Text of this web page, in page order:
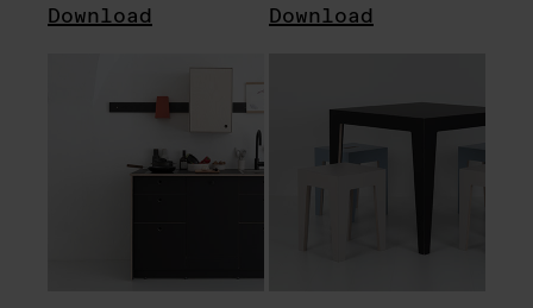
Download Download